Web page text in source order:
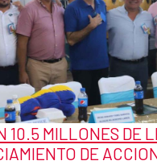
10.5 MILLONES DE
DE